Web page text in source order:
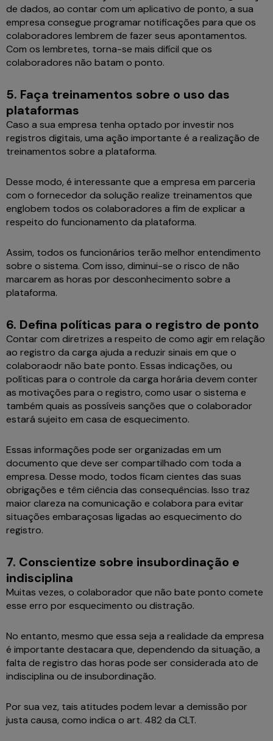
de dados, ao contar com um aplicativo de ponto, a sua
empresa consegue programar notificações para que os
colaboradores lembrem de fazer seus apontamentos.
Com os lembretes, torna-se mais difícil que os
colaboradores não batam o ponto.
5. Faça treinamentos sobre o uso das
plataformas
Caso a sua empresa tenha optado por investir nos
registros digitais, uma ação importante é a realização de
treinamentos sobre a plataforma.
Desse modo, é interessante que a empresa em parceria
com o fornecedor da solução realize treinamentos que
englobem todos os colaboradores a fim de explicar a
respeito do funcionamento da plataforma.
Assim, todos os funcionários terão melhor entendimento
sobre o sistema. Com isso, diminui-se o risco de não
marcarem as horas por desconhecimento sobre a
plataforma.
6. Defina políticas para o registro de ponto
Contar com diretrizes a respeito de como agir em relação
ao registro da carga ajuda a reduzir sinais em que o
colaboraodr não bate ponto. Essas indicações, ou
políticas para o controle da carga horária devem conter
as motivações para o registro, como usar o sistema e
também quais as possíveis sanções que o colaborador
estará sujeito em casa de esquecimento.
Essas informações pode ser organizadas em um
documento que deve ser compartilhado com toda a
empresa. Desse modo, todos ficam cientes das suas
obrigações e têm ciência das consequências. Isso traz
maior clareza na comunicação e colabora para evitar
situações embaraçosas ligadas ao esquecimento do
registro.
7. Conscientize sobre insubordinação e
indisciplina
Muitas vezes, o colaborador que não bate ponto comete
esse erro por esquecimento ou distração.
No entanto, mesmo que essa seja a realidade da empresa
é importante destacara que, dependendo da situação, a
falta de registro das horas pode ser considerada ato de
indisciplina ou de insubordinação.
Por sua vez, tais atitudes podem levar a demissão por
justa causa, como indica o art. 482 da CLT.